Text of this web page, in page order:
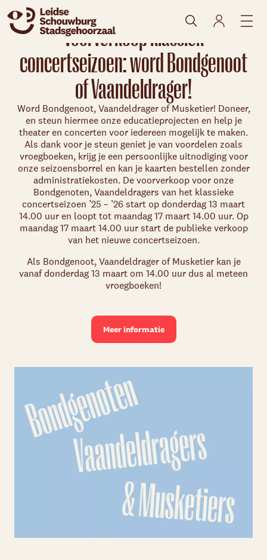
Skip navigatie
Voorverkoop klassiek
concertseizoen: word Bondgenoot
of Vaandeldrager!
Word Bondgenoot, Vaandeldrager of Musketier! Doneer,
en steun hiermee onze educatieprojecten en help je
theater en concerten voor iedereen mogelijk te maken.
Als dank voor je steun geniet je van voordelen zoals
vroegboeken, krijg je een persoonlijke uitnodiging voor
onze seizoensborrel en kan je kaarten bestellen zonder
administratiekosten. De voorverkoop voor onze
Bondgenoten, Vaandeldragers van het klassieke
concertseizoen ’25 – ’26 start op donderdag 13 maart
14.00 uur en loopt tot maandag 17 maart 14.00 uur. Op
maandag 17 maart 14.00 uur start de publieke verkoop
van het nieuwe concertseizoen.
Als Bondgenoot, Vaandeldrager of Musketier kan je
vanaf donderdag 13 maart om 14.00 uur dus al meteen
vroegboeken!
Meer informatie